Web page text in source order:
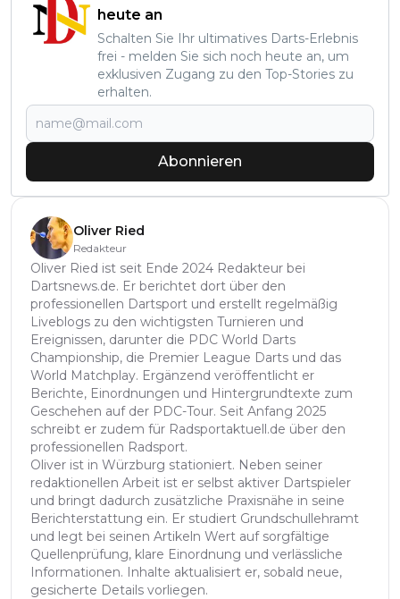
heute an
Schalten Sie Ihr ultimatives Darts-Erlebnis
frei - melden Sie sich noch heute an, um
exklusiven Zugang zu den Top-Stories zu
erhalten.
Abonnieren
Oliver Ried
Redakteur
Oliver Ried ist seit Ende 2024 Redakteur bei
Dartsnews.de. Er berichtet dort über den
professionellen Dartsport und erstellt regelmäßig
Liveblogs zu den wichtigsten Turnieren und
Ereignissen, darunter die PDC World Darts
Championship, die Premier League Darts und das
World Matchplay. Ergänzend veröffentlicht er
Berichte, Einordnungen und Hintergrundtexte zum
Geschehen auf der PDC-Tour. Seit Anfang 2025
schreibt er zudem für Radsportaktuell.de über den
professionellen Radsport.
Oliver ist in Würzburg stationiert. Neben seiner
redaktionellen Arbeit ist er selbst aktiver Dartspieler
und bringt dadurch zusätzliche Praxisnähe in seine
Berichterstattung ein. Er studiert Grundschullehramt
und legt bei seinen Artikeln Wert auf sorgfältige
Quellenprüfung, klare Einordnung und verlässliche
Informationen. Inhalte aktualisiert er, sobald neue,
gesicherte Details vorliegen.